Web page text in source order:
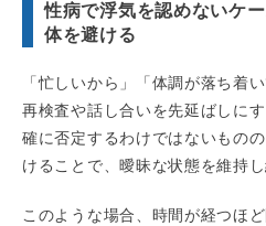
性病で浮気を認めないケ
体を避ける
「忙しいから」「体調が落ち着
再検査や話し合いを先延ばしに
確に否定するわけではないもの
けることで、曖昧な状態を維持
このような場合、時間が経つほ